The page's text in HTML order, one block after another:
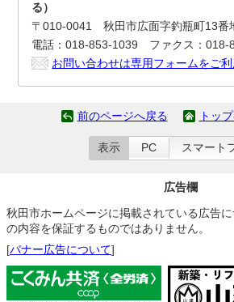
る）
〒010-0041 秋田市広面字釣瓶町13番
電話：018-853-1039 ファクス：018-
お問い合わせは専用フォームをご利
前のページへ戻る トッ
表示 PC スマート
広告欄
秋田市ホームページに掲載されている広告
の内容を保証するものではありません。
[バナー広告について]